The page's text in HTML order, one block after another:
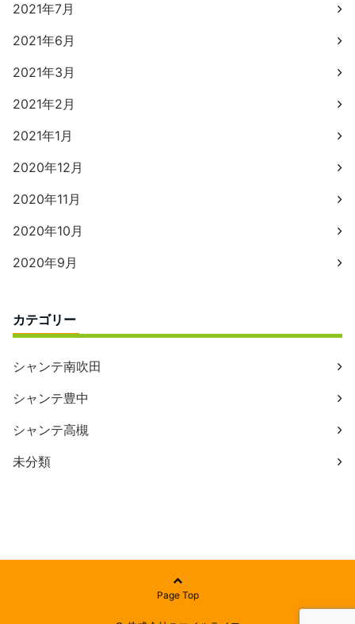
2021年7月
2021年6月
2021年3月
2021年2月
2021年1月
2020年12月
2020年11月
2020年10月
2020年9月
カテゴリー
シャンテ南吹田
シャンテ豊中
シャンテ高槻
未分類
Page Top